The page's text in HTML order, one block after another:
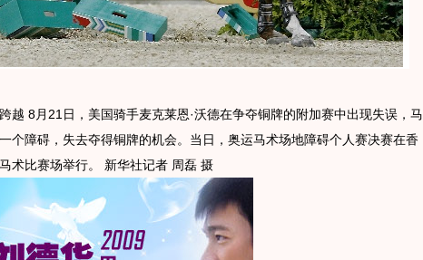
越 8月21日，美国骑手麦克莱恩·沃德在争夺铜牌的附加赛中出现失误，马
个障碍，失去夺得铜牌的机会。当日，奥运马术场地障碍个人赛决赛在香
术比赛场举行。 新华社记者 周磊 摄